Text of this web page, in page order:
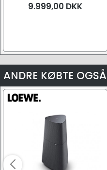
9.999,00 DKK
ANDRE KØBTE OGSÅ